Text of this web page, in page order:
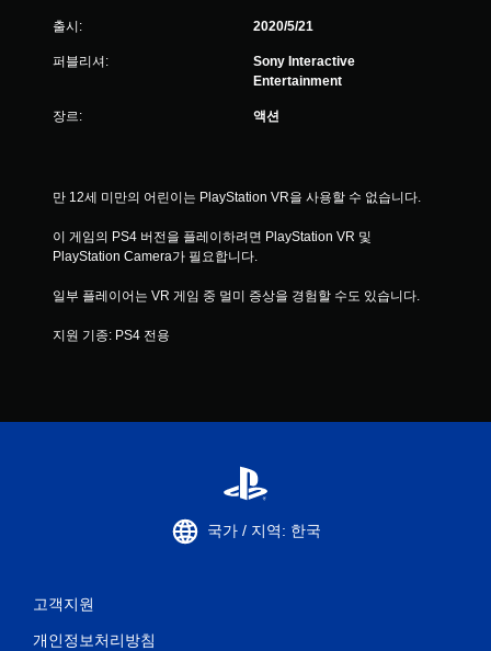
출시: 2020/5/21
퍼블리셔:
Sony Interactive
Entertainment
장르: 액션
만 12세 미만의 어린이는 PlayStation VR을 사용할 수 없습니다.
이 게임의 PS4 버전을 플레이하려면 PlayStation VR 및
PlayStation Camera가 필요합니다.
일부 플레이어는 VR 게임 중 멀미 증상을 경험할 수도 있습니다.
지원 기종: PS4 전용
국가 / 지역: 한국
고객지원
개인정보처리방침